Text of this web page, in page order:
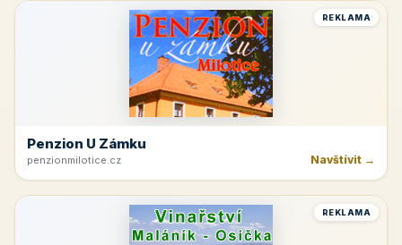
REKLAMA
Penzion U Zámku
penzionmilotice.cz Navštívit →
REKLAMA